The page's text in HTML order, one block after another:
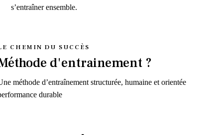
s’entraîner ensemble.
CHEMIN DU SUCCÈS
d'entrainement ?
méthode d’entraînement structurée, humaine et orientée
durable